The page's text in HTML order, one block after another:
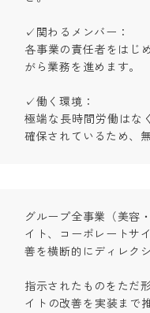
✓関わるメンバー：
各事業の責任者をはじ
がら業務を進めます。
✓働く環境：
極端な長時間労働はな
確保されているため、
グループ全事業（美容
イト、コーポレートサ
善を横断的にディレク
指示されたものをただ
イトの改善を実装まで